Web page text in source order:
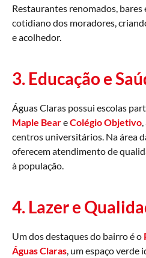
Restaurantes renomados, bares
cotidiano dos moradores,
e acolhedor.
3. Educação e
Águas Claras possui escolas
Maple BeareColégio Objetivo
centros universitários. Na área
oferecem atendimento de
à população.
4. Lazer e
Um dos destaques do bairro é o
Águas Claras , um espaço verde